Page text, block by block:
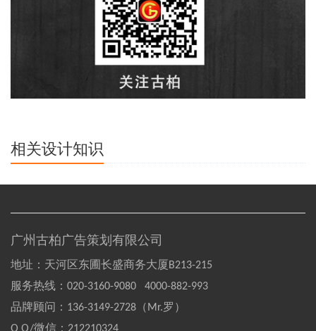
相关设计知识
广州古柏广告策划有限公司
地址：天河区东圃长盛商务大厦B213-215
服务热线： 020-3160-9080 4000-882-993
品牌顾问： 136-3149-2728（Mr.罗）